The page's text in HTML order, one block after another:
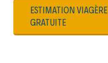
ESTIMATION VIAGÈRE
GRATUITE